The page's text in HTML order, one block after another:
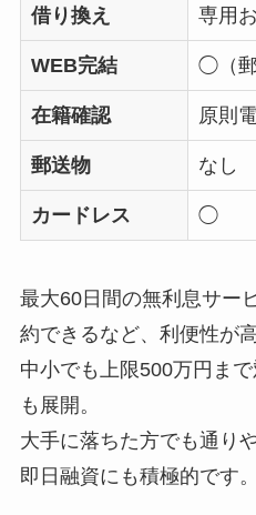
借り換え 専用
WEB完結 ◯（郵
在籍確認 原則
郵送物 なし
カードレス ◯
最大60日間の無利息サー
約できるなど、利便性が
中小でも上限500万円ま
も展開。
大手に落ちた方でも通り
即日融資にも積極的です。